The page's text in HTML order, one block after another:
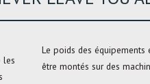
les
Le poids des
être montés sur des